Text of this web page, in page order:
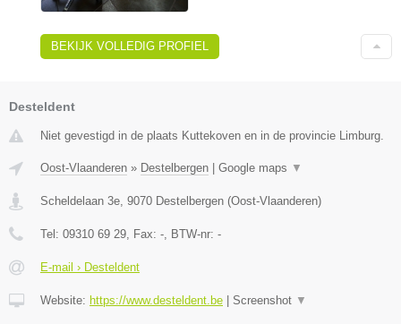
BEKIJK VOLLEDIG PROFIEL
Desteldent
Niet gevestigd in de plaats Kuttekoven en in de provincie Limburg.
Oost-Vlaanderen » Destelbergen Google maps ▼
Scheldelaan 3e 9070 Destelbergen (Oost-Vlaanderen)
Tel: 09310 69 29 , Fax: - , BTW-nr: -
E-mail › Desteldent
Website: https://www.desteldent.be Screenshot ▼